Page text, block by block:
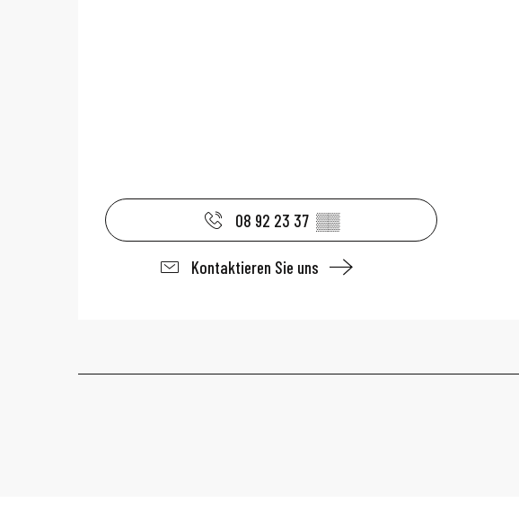
08 92 23 37 ▒▒
Kontaktieren Sie uns